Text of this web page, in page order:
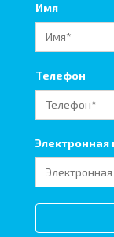
Имя
Телефон
Электронная